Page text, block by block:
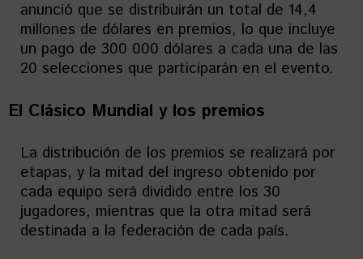
anunció que se distribuirán un total de 14,4
millones de dólares en premios, lo que incluye
un pago de 300 000 dólares a cada una de las
20 selecciones que participarán en el evento.
El Clásico Mundial y los premios
La distribución de los premios se realizará por
etapas, y la mitad del ingreso obtenido por
cada equipo será dividido entre los 30
jugadores, mientras que la otra mitad será
destinada a la federación de cada país.